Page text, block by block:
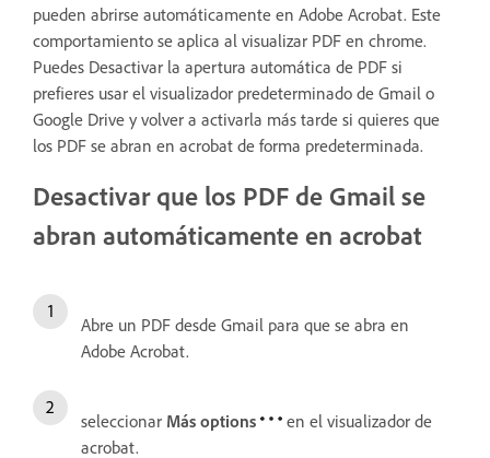
pueden abrirse automáticamente en Adobe Acrobat. Este
comportamiento se aplica al visualizar PDF en chrome.
Puedes Desactivar la apertura automática de PDF si
prefieres usar el visualizador predeterminado de Gmail o
Google Drive y volver a activarla más tarde si quieres que
los PDF se abran en acrobat de forma predeterminada.
Desactivar que los PDF de Gmail se
abran automáticamente en acrobat
Abre un PDF desde Gmail para que se abra en
Adobe Acrobat.
seleccionar Más options
en el visualizador de
acrobat.